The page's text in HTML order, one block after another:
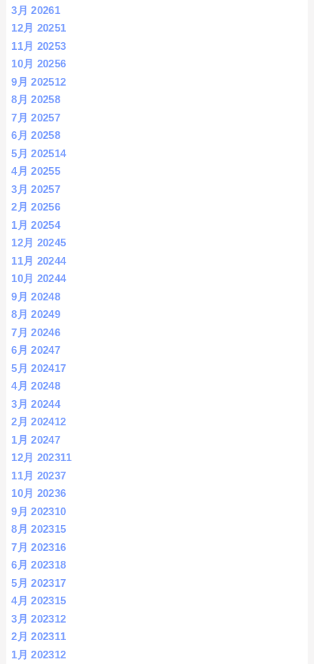
3月 20261
12月 20251
11月 20253
10月 20256
9月 202512
8月 20258
7月 20257
6月 20258
5月 202514
4月 20255
3月 20257
2月 20256
1月 20254
12月 20245
11月 20244
10月 20244
9月 20248
8月 20249
7月 20246
6月 20247
5月 202417
4月 20248
3月 20244
2月 202412
1月 20247
12月 202311
11月 20237
10月 20236
9月 202310
8月 202315
7月 202316
6月 202318
5月 202317
4月 202315
3月 202312
2月 202311
1月 202312